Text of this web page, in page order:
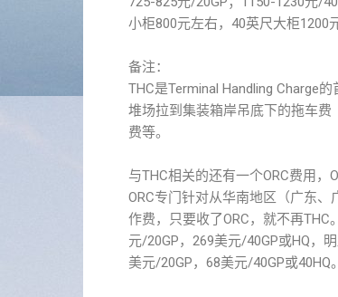
小柜800元左右，40英尺大柜1200
备注：
THC是Terminal Handling Charge
堆场拉到集装箱岸吊底下的拖车
费等。
与THC相关的还有一个ORC费用，
ORC专门针对从华南地区（广东
作费，只要收了ORC，就不再
元/20GP，269美元/40GP或HQ，
美元/20GP，68美元/40GP或40HQ。